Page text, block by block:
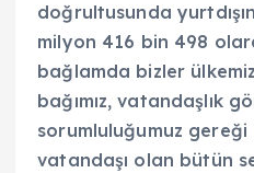
doğrultusunda
milyon 416 bin 498
bağlamda bizler
bağımız, vatandaşlık
sorumluluğumuz
vatandaşı olan bütün